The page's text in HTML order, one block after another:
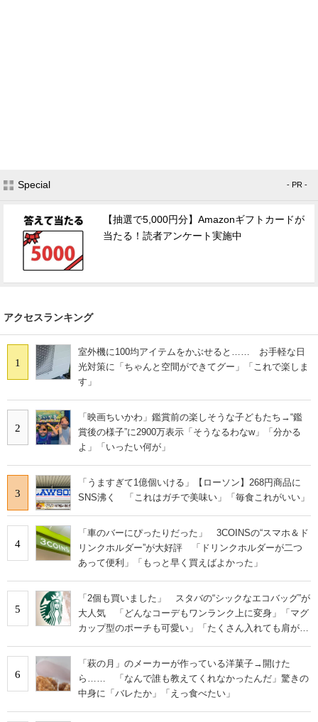
Special - PR -
【抽選で5,000円分】Amazonギフトカードが
当たる！読者アンケート実施中
アクセスランキング
1
室外機に100均アイテムをかぶせると…… お手軽な日
光対策に「ちゃんと空間ができてグー」「これで楽しま
す」
2
「映画ちいかわ」鑑賞前の楽しそうな子どもたち→“鑑
賞後の様子”に2900万表示「そうなるわなw」「分かる
よ」「いったい何が」
3
「うますぎて1億個いける」【ローソン】268円商品に
SNS沸く 「これはガチで美味い」「毎食これがいい」
4
「車のバーにぴったりだった」 3COINSの“スマホ＆ド
リンクホルダー”が大好評 「ドリンクホルダーが二つ
あって便利」「もっと早く買えばよかった」
5
「2個も買いました」 スタバの“シックなエコバッグ”が
大人気 「どんなコーデもワンランク上に変身」「マグ
カップ型のポーチも可愛い」「たくさん入れても肩が痛
6
「萩の月」のメーカーが作っている洋菓子→開けた
ら…… 「なんで誰も教えてくれなかったんだ」驚きの
中身に「バレたか」「えっ食べたい」